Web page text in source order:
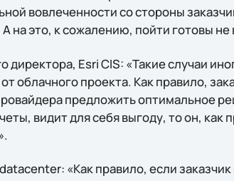
вовлеченности со стороны
это, к сожалению, пойти готовы не
Esri CIS: «Такие случаи
облачного проекта. Как правило,
предложить оптимальное
видит для себя выгоду, то он, как
«Как правило, если